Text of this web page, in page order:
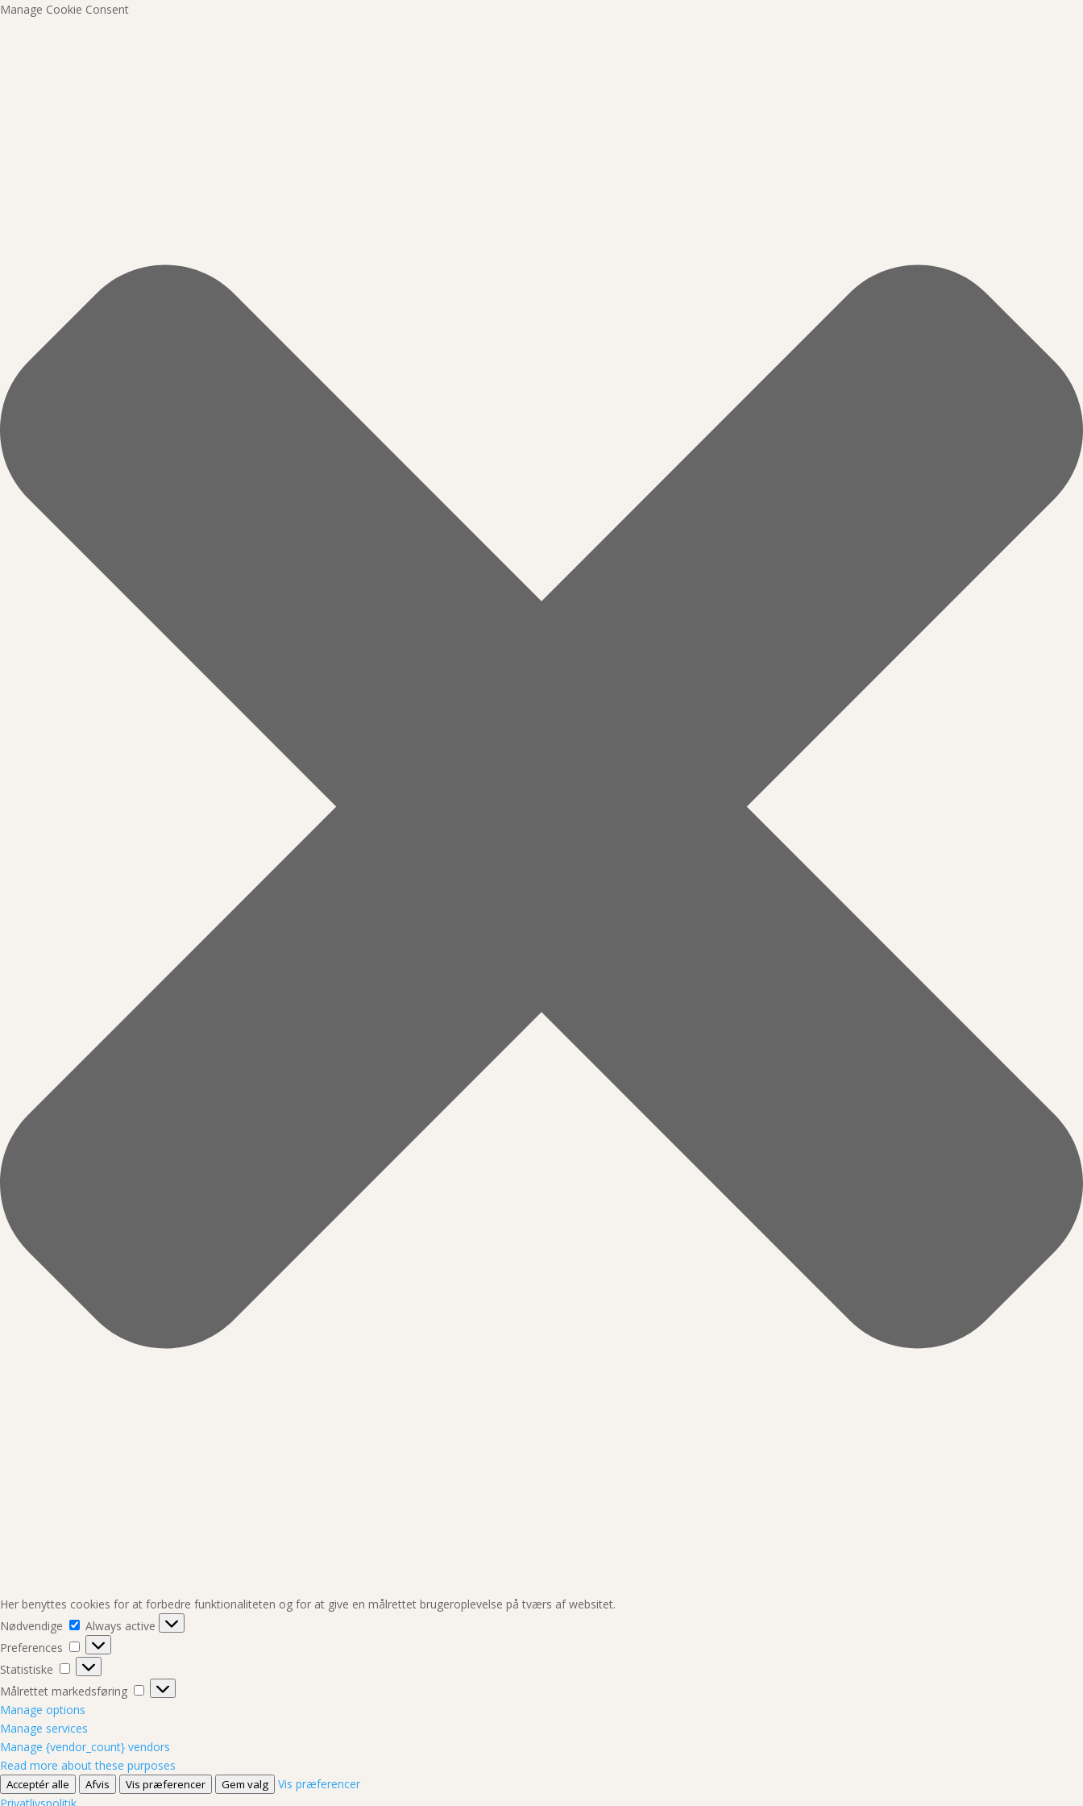
Manage Cookie Consent
Her benyttes cookies for at forbedre funktionaliteten og for at give en målrettet brugeroplevelse på tværs af websitet.
Nødvendige
Nødvendige
Always active
Preferences
Preferences
Statistiske
Statistiske
Målrettet markedsføring
Målrettet
Manage options
Manage services
Manage {vendor_count} vendors
Read more about these purposes
Acceptér alle Afvis Vis præferencer Gem valg
Vis præferencer